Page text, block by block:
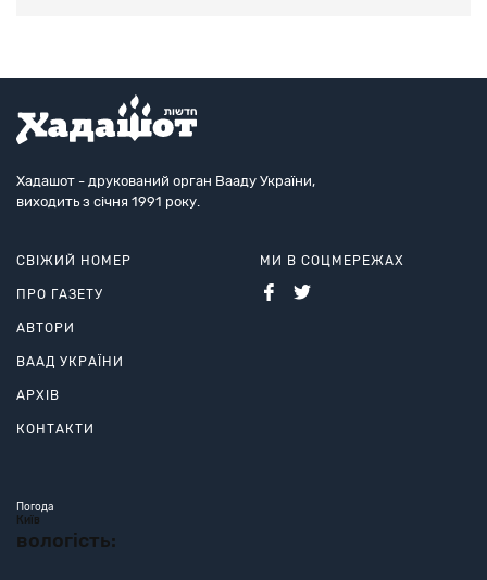
Хадашот - друкований орган Вааду України,
виходить з січня 1991 року.
СВІЖИЙ НОМЕР
ПРО ГАЗЕТУ
АВТОРИ
ВААД УКРАЇНИ
АРХІВ
КОНТАКТИ
МИ В СОЦМЕРЕЖАХ
Погода
Київ
вологість: